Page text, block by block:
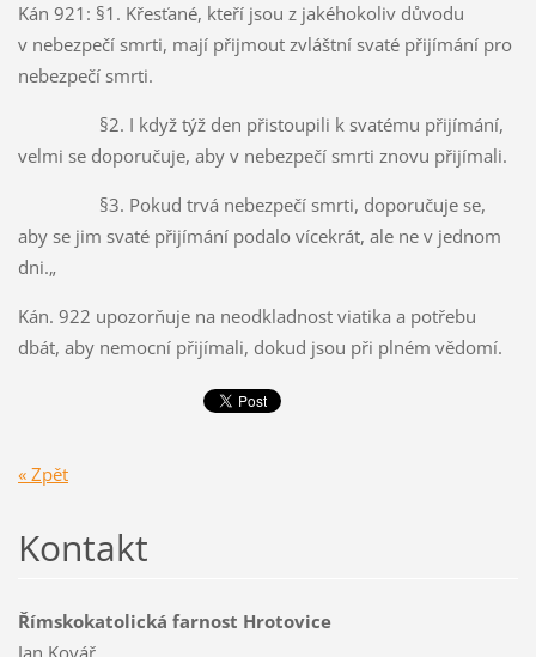
Kán 921: §1. Křesťané, kteří jsou z jakéhokoliv důvodu
v nebezpečí smrti, mají přijmout zvláštní svaté přijímání pro
nebezpečí smrti.
§2. I když týž den přistoupili k svatému přijímání,
velmi se doporučuje, aby v nebezpečí smrti znovu přijímali.
§3. Pokud trvá nebezpečí smrti, doporučuje se,
aby se jim svaté přijímání podalo vícekrát, ale ne v jednom
dni.„
Kán. 922 upozorňuje na neodkladnost viatika a potřebu
dbát, aby nemocní přijímali, dokud jsou při plném vědomí.
« Zpět
Kontakt
Římskokatolická farnost Hrotovice